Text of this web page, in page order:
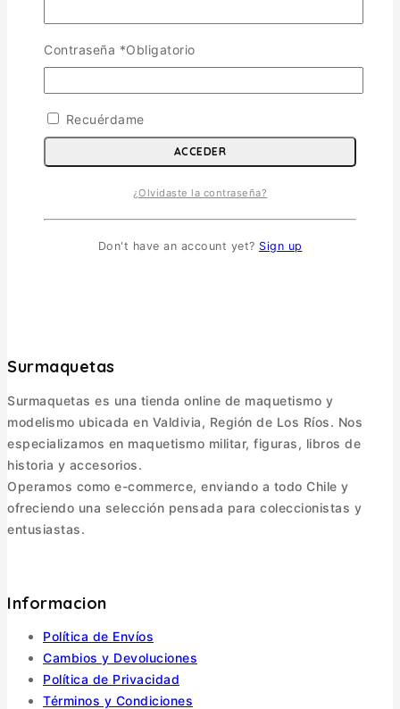
WISHLIST VISTA RÁPIDA
AL CARRITO
Cod.ita0188 LOCKHEED MARTIN F-16C/D
NIGHT FALCON Esc.1/72
17.900
Surmaquetas
Surmaquetas es una tienda online de maquetismo y
modelismo ubicada en Valdivia, Región de Los Ríos. Nos
especializamos en maquetismo militar, figuras, libros de
historia y accesorios.
Operamos como e-commerce, enviando a todo Chile y
ofreciendo una selección pensada para coleccionistas y
entusiastas.
Informacion
Política de Envíos
Cambios y Devoluciones
Política de Privacidad
Términos y Condiciones
Contraseña *Obligatorio
Recuérdame
ACCEDER
¿Olvidaste la contraseña?
Don't have an account yet? Sign up